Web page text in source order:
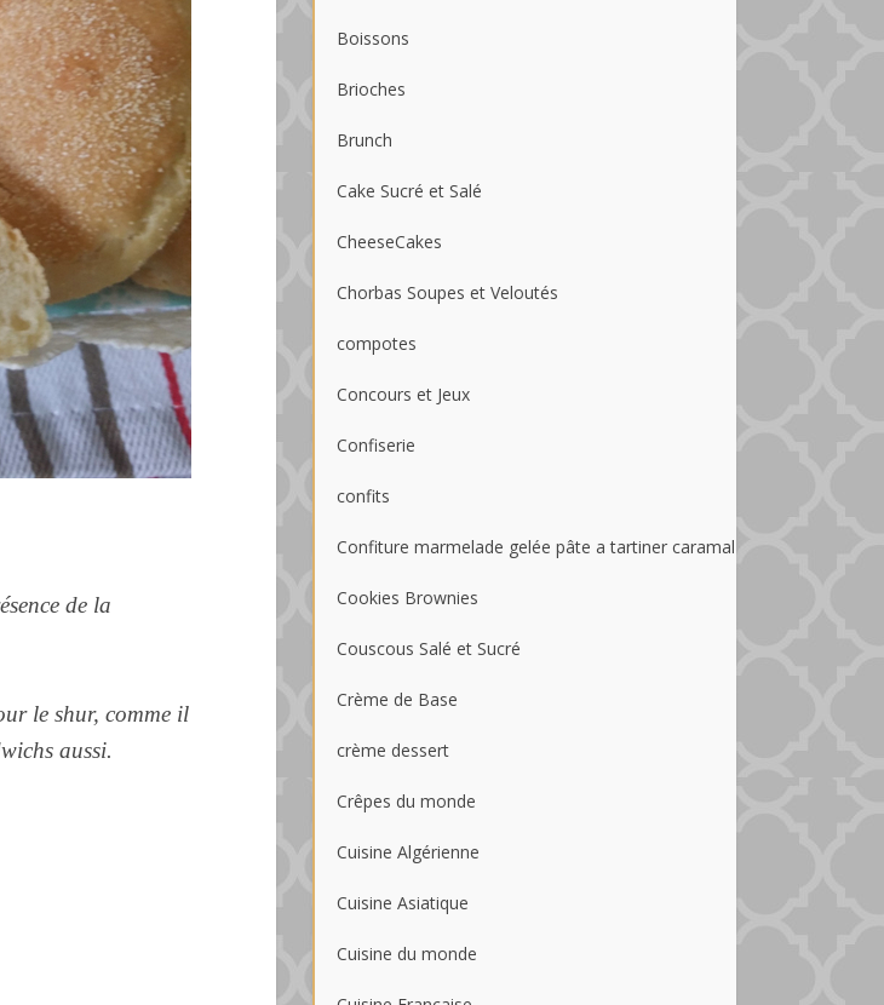
de la
le shur, comme il
aussi.
Boissons
Brioches
Brunch
Cake Sucré et Salé
CheeseCakes
Chorbas Soupes et Veloutés
compotes
Concours et Jeux
Confiserie
confits
Confiture marmelade gelée pâte a tartiner caramal
Cookies Brownies
Couscous Salé et Sucré
Crème de Base
crème dessert
Crêpes du monde
Cuisine Algérienne
Cuisine Asiatique
Cuisine du monde